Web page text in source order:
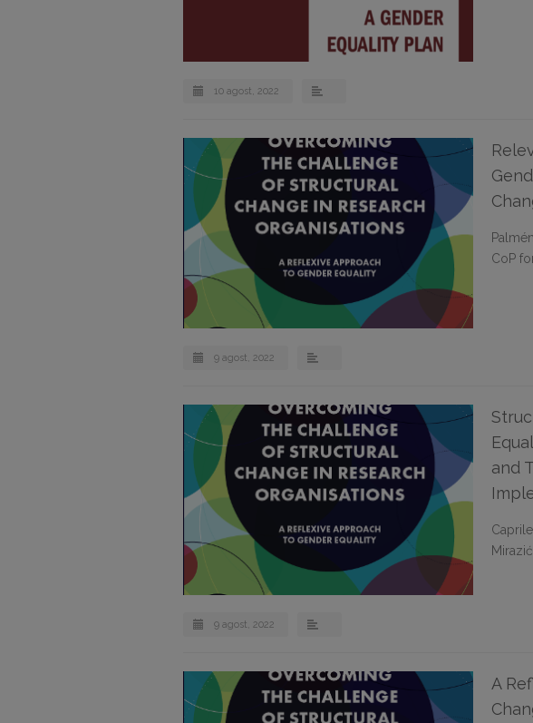
10 agost, 2022
CoP
9 agost, 2022
and
9 agost, 2022
A